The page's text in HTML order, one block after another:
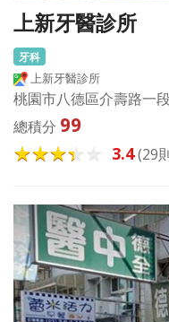
上新牙醫診所
牙科
上新牙醫診所
桃園市八德區介壽路一
總積分 99
3.4(29